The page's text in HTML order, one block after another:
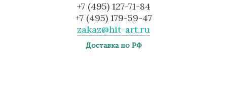
+7 (495) 127-71-84
+7 (495) 179-59-47
zakaz@hit-art.ru
Доставка по РФ